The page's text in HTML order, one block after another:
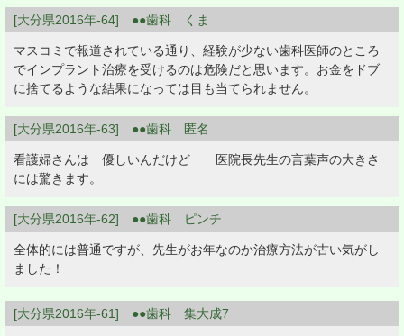
[大分県2016年-64] ●●歯科 くま
マスコミで報道されている通り、経験が少ない歯科医師のところ
でインプラント治療を受けるのは危険だと思います。お金をドブ
に捨てるような結果になっては目も当てられません。
[大分県2016年-63] ●●歯科 匿名
看護婦さんは 優しいんだけど 医院長先生の言葉声の大きさ
には驚きます。
[大分県2016年-62] ●●歯科 ピンチ
全体的には普通ですが、先生がお年なのか治療方法が古い気がし
ました！
[大分県2016年-61] ●●歯科 集大成7